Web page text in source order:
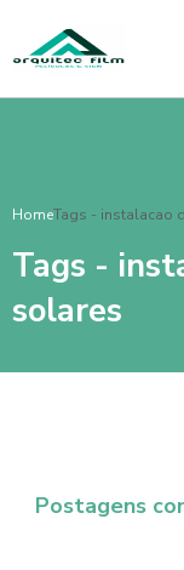
HomeTags - instalacao
Tags -
solares
Postagens